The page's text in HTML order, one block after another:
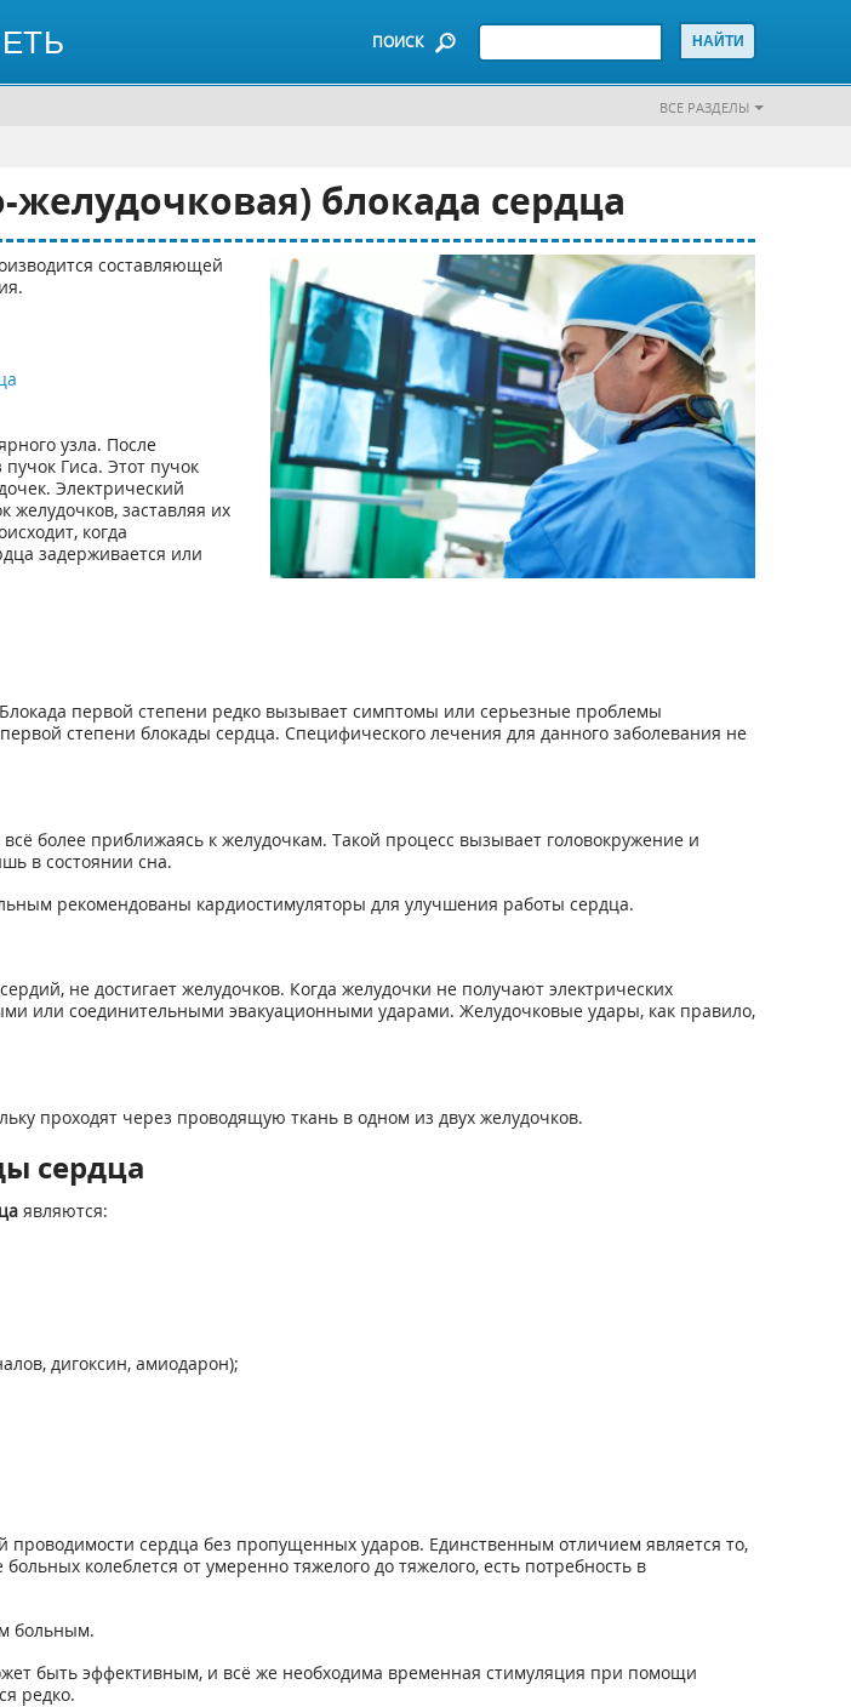
ПОИСК
ВСЕ РАЗДЕЛЫ
блокада сердца
составляющей
узла. После
Гиса. Этот пучок
Электрический
желудочков, заставляя их
когда
задерживается или
первой степени редко вызывает симптомы или серьезные проблемы
степени блокады сердца. Специфического лечения для данного заболевания не
более приближаясь к желудочкам. Такой процесс вызывает головокружение и
в состоянии сна.
рекомендованы кардиостимуляторы для улучшения работы сердца.
не достигает желудочков. Когда желудочки не получают электрических
или соединительными эвакуационными ударами. Желудочковые удары, как правило,
проходят через проводящую ткань в одном из двух желудочков.
сердца
являются:
дигоксин, амиодарон);
сердца без пропущенных ударов. Единственным отличием является то,
колеблется от умеренно тяжелого до тяжелого, есть потребность в
больным.
быть эффективным, и всё же необходима временная стимуляция при помощи
редко.